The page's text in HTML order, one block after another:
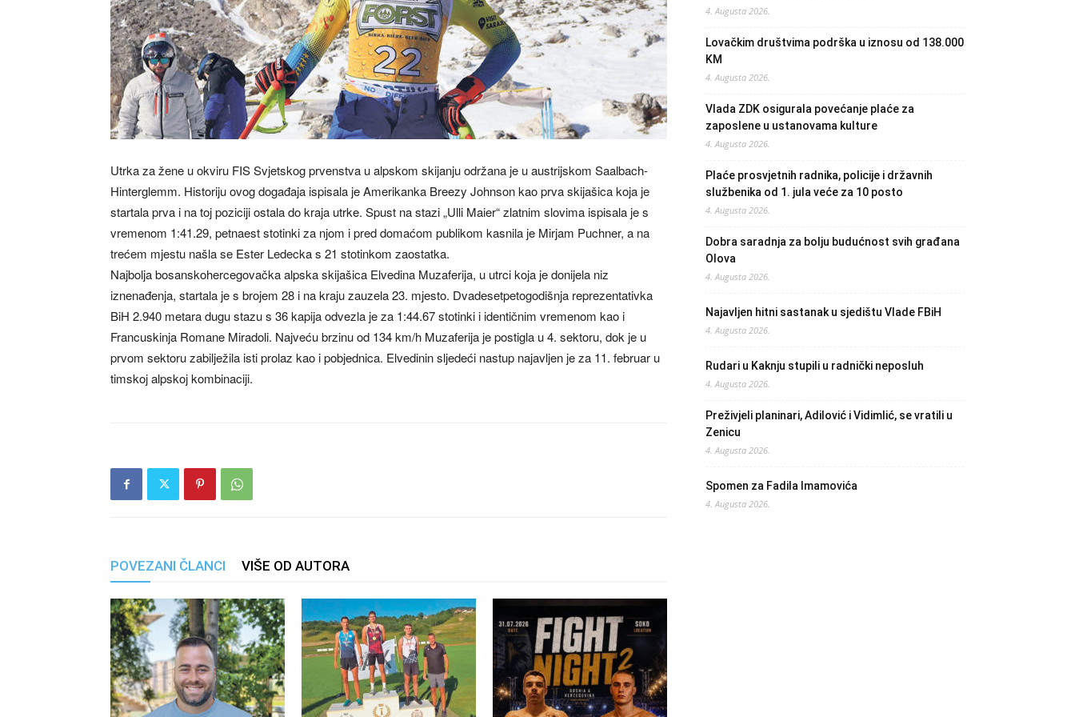
Utrka za žene u okviru FIS Svjetskog prvenstva u alpskom skijanju održana je u austrijskom Saalbach-
Hinterglemm. Historiju ovog događaja ispisala je Amerikanka Breezy Johnson kao prva skijašica koja je
startala prva i na toj poziciji ostala do kraja utrke. Spust na stazi „Ulli Maier“ zlatnim slovima ispisala je s
vremenom 1:41.29, petnaest stotinki za njom i pred domaćom publikom kasnila je Mirjam Puchner, a na
trećem mjestu našla se Ester Ledecka s 21 stotinkom zaostatka.
Najbolja bosanskohercegovačka alpska skijašica Elvedina Muzaferija, u utrci koja je donijela niz
iznenađenja, startala je s brojem 28 i na kraju zauzela 23. mjesto. Dvadesetpetogodišnja reprezentativka
BiH 2.940 metara dugu stazu s 36 kapija odvezla je za 1:44.67 stotinki i identičnim vremenom kao i
Francuskinja Romane Miradoli. Najveću brzinu od 134 km/h Muzaferija je postigla u 4. sektoru, dok je u
prvom sektoru zabilježila isti prolaz kao i pobjednica. Elvedinin sljedeći nastup najavljen je za 11. februar u
timskoj alpskoj kombinaciji.
POVEZANI ČLANCI VIŠE OD AUTORA
4. Augusta 2026.
Lovačkim društvima podrška u iznosu od 138.000
KM
4. Augusta 2026.
Vlada ZDK osigurala povećanje plaće za
zaposlene u ustanovama kulture
4. Augusta 2026.
Plaće prosvjetnih radnika, policije i državnih
službenika od 1. jula veće za 10 posto
4. Augusta 2026.
Dobra saradnja za bolju budućnost svih građana
Olova
4. Augusta 2026.
Najavljen hitni sastanak u sjedištu Vlade FBiH
4. Augusta 2026.
Rudari u Kaknju stupili u radnički neposluh
4. Augusta 2026.
Preživjeli planinari, Adilović i Vidimlić, se vratili u
Zenicu
4. Augusta 2026.
Spomen za Fadila Imamovića
4. Augusta 2026.